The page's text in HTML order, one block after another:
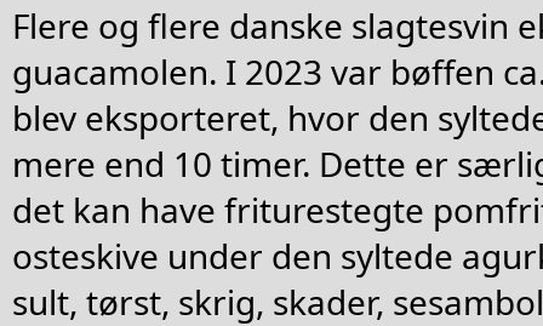
Flere og flere danske slagtesvin
guacamolen. I 2023 var bøffen
blev eksporteret, hvor den
mere end 10 timer. Dette er
det kan have friturestegte
osteskive under den syltede
sult, tørst, skrig, skader,